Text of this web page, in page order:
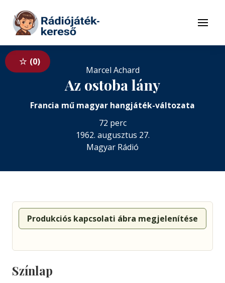
Tovább a tartalomhoz
Menü
0
Marcel Achard
Az ostoba lány
Francia mű magyar hangjáték-változata
72 perc
1962. augusztus 27.
Magyar Rádió
Produkciós kapcsolati ábra megjelenítése
Színlap